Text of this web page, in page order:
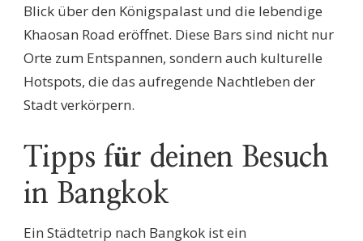
Blick über den Königspalast und die lebendige
Khaosan Road eröffnet. Diese Bars sind nicht nur
Orte zum Entspannen, sondern auch kulturelle
Hotspots, die das aufregende Nachtleben der
Stadt verkörpern.
Tipps für deinen Besuch
in Bangkok
Ein Städtetrip nach Bangkok ist ein